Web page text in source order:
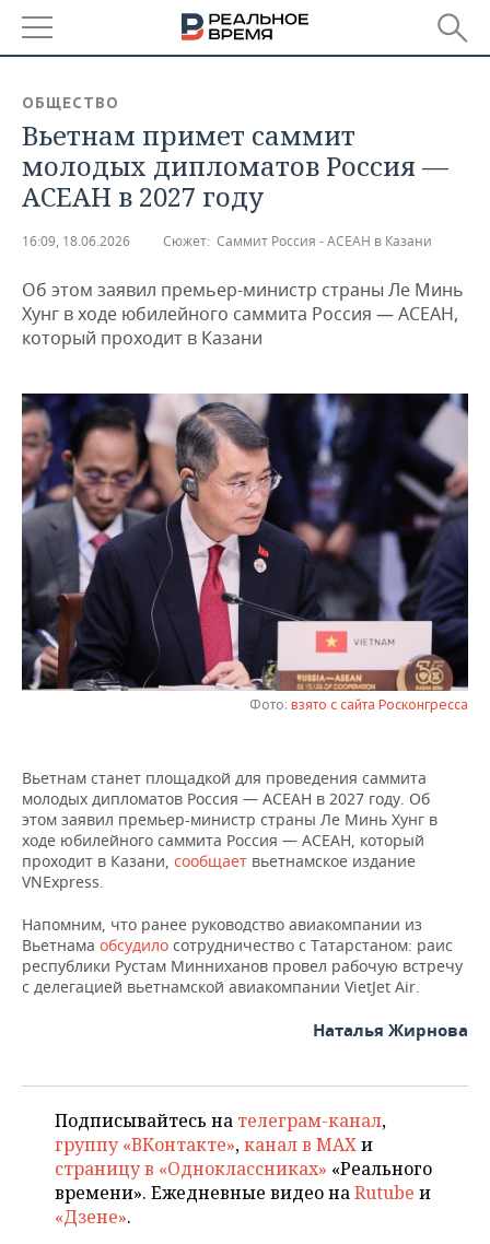
БАШКОРТОСТАН
ТАТАРСТАН
НОВОСТИ
АНАЛИТИКА
ДЕКЛАРАЦИИ О ДОХОДАХ
КОРОЛИ ГОСЗАКАЗА ПФО
КОМУ ПРИНАДЛЕЖАТ
ТОРГОВЫЕ ЦЕНТРЫ
ТАТАРСТАНА
НОВОСТИ ЭКОНОМИКИ
ФИНАНСЫ
БЮДЖЕТ
ИНВЕСТИЦИИ
ПРОМЫШЛЕННОСТЬ
НОВОСТИ
ПРОМЫШЛЕННОСТИ
АГРОПРОМ
МАШИНОСТРОЕНИЕ
НЕФТЕХИМИЯ
НЕФТЬ
ОПК
ЭНЕРГЕТИКА
НЕДВИЖИМОСТЬ
НОВОСТИ АВТО
БИЗНЕС
НОВОСТИ БИЗНЕСА
РОЗНИЧНАЯ ТОРГОВЛЯ
ТРАНСПОРТ
УСЛУГИ
ТЕХНОЛОГИИ
НОВОСТИ ТЕХНОЛОГИЙ
IT
МЕДИА
ТЕЛЕКОММУНИКАЦИИ
МЕРОПРИЯТИЯ
НОВОСТИ МЕРОПРИЯТИЙ
ВЫЕЗДНАЯ РЕДАКЦИЯ
БИЗНЕС-БРАНЧИ
ОТКРЫТАЯ ЛЕКЦИЯ
СПОРТ
НОВОСТИ СПОРТА
ФУТБОЛ
БАСКЕТБОЛ
ВОЛЕЙБОЛ
КИБЕРСПОРТ
ФИГУРНОЕ КАТАНИЕ
ВОДНЫЕ ВИДЫ СПОРТА
ОБЩЕСТВО
НОВОСТИ ОБЩЕСТВА
ИНФРАСТРУКТУРА
ИСТОРИЯ
КУЛЬТУРА
МЕДИЦИНА
ОБРАЗОВАНИЕ
ФОТОГАЛЕРЕЯ
СПРАВОЧНИК
СПИСОК ПЕРСОН
СПИСОК КОМПАНИЙ
ПОЛНАЯ ВЕРСИЯ
ОБЩЕСТВО
Вьетнам примет саммит
молодых дипломатов Россия —
АСЕАН в 2027 году
16:09, 18.06.2026 Сюжет: Саммит Россия - АСЕАН в Казани
Об этом заявил премьер-министр страны Ле Минь
Хунг в ходе юбилейного саммита Россия — АСЕАН,
который проходит в Казани
Фото: взято с сайта Росконгресса
Вьетнам станет площадкой для проведения саммита
молодых дипломатов Россия — АСЕАН в 2027 году. Об
этом заявил премьер-министр страны Ле Минь Хунг в
ходе юбилейного саммита Россия — АСЕАН, который
проходит в Казани, сообщает вьетнамское издание
VNExpress.
Напомним, что ранее руководство авиакомпании из
Вьетнама обсудило сотрудничество с Татарстаном: раис
республики Рустам Минниханов провел рабочую встречу
с делегацией вьетнамской авиакомпании VietJet Air.
Наталья Жирнова
Подписывайтесь на телеграм-канал,
группу «ВКонтакте»,канал в MAXи
страницу в «Одноклассниках» «Реального
времени». Ежедневные видео наRutube и
«Дзене».